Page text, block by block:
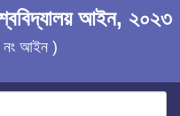
আইন, ২০২৩
নং আইন )